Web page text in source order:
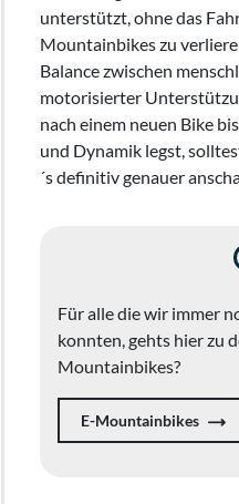
unterstützt, ohne das
Mountainbikes zu
Balance zwischen
motorisierter
nach einem neuen Bike
und Dynamik legst,
´s definitiv genauer
Für alle die wir immer
konnten, gehts hier zu
Mountainbikes?
E-Mountainbikes